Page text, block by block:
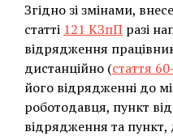
Згідно зі змінами,
статті 121 КЗпП разі
відрядження
дистанційно (стаття 60
його відрядженні до
роботодавця, пункт
відрядження та пункт,